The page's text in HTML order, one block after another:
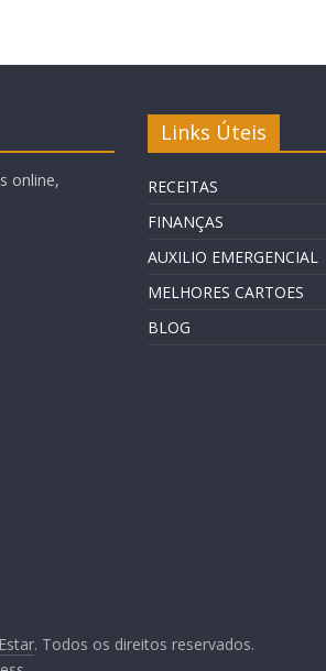
online,
Links Úteis
RECEITAS
FINANÇAS
AUXILIO EMERGENCIAL
MELHORES CARTOES
BLOG
. Todos os direitos reservados.